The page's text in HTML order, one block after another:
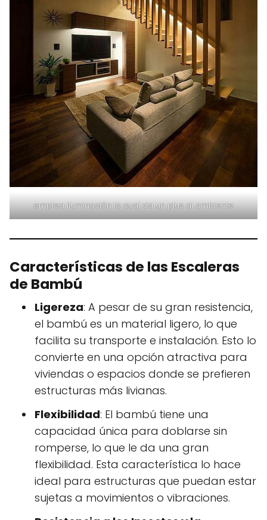
emplea iluminación lo cual da un plus al ambiente
Características de las Escaleras
de Bambú
Ligereza: A pesar de su gran resistencia,
el bambú es un material ligero, lo que
facilita su transporte e instalación. Esto lo
convierte en una opción atractiva para
viviendas o espacios donde se prefieren
estructuras más livianas.
Flexibilidad: El bambú tiene una
capacidad única para doblarse sin
romperse, lo que le da una gran
flexibilidad. Esta característica lo hace
ideal para estructuras que puedan estar
sujetas a movimientos o vibraciones.